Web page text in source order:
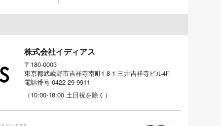
株式会社イディアス
〒180-0003
東京都武蔵野市吉祥寺南町1-8-1 三井吉祥寺ビル4F
電話番号 0422-29-9911
（10:00-18:00 土日祝を除く）